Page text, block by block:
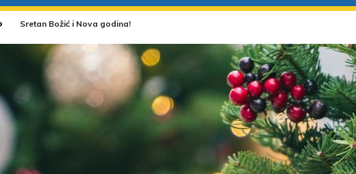
Sretan Božić i Nova godina!